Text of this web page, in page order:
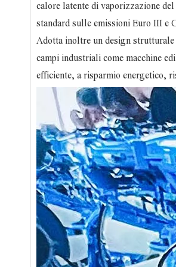
calore latente di vaporizzazione
standard sulle emissioni Euro III e
Adotta inoltre un design
campi industriali come macchine
efficiente, a risparmio energetico,